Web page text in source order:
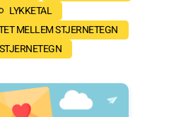
LYKKETAL
MELLEM STJERNETEGN
STJERNETEGN